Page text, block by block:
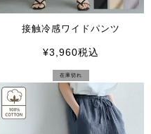
接触冷感ワイドパンツ
¥3,960税込
在庫切れ